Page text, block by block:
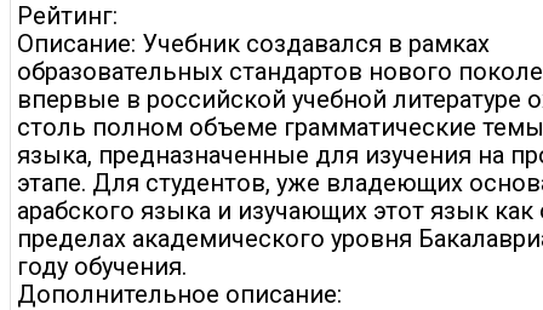
Рейтинг:
Описание: Учебник создавался в рамках
образовательных стандартов нового
впервые в российской учебной литературе
столь полном объеме грамматические
языка, предназначенные для изучения на
этапе. Для студентов, уже владеющих
арабского языка и изучающих этот язык
пределах академического уровня
году обучения.
Дополнительное описание: